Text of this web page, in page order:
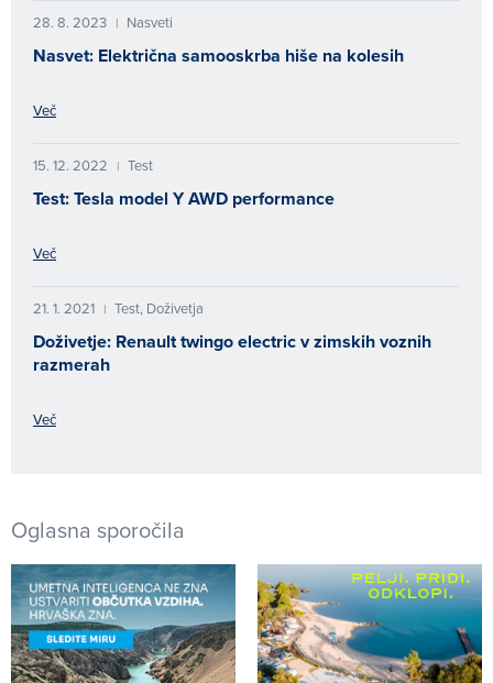
28. 8. 2023 | Nasveti
Nasvet: Električna samooskrba hiše na kolesih
Več
15. 12. 2022 | Test
Test: Tesla model Y AWD performance
Več
21. 1. 2021 | Test, Doživetja
Doživetje: Renault twingo electric v zimskih voznih
razmerah
Več
Oglasna sporočila